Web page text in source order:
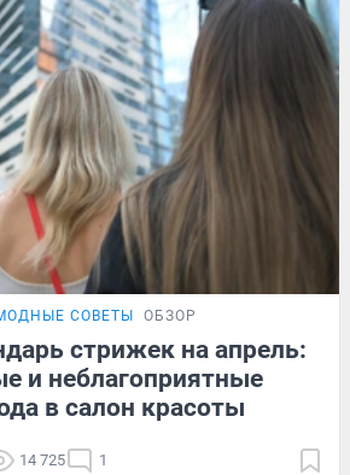
СОВЕТЫ ОБЗОР
стрижек на апрель:
и неблагоприятные
в салон красоты
14 725 1